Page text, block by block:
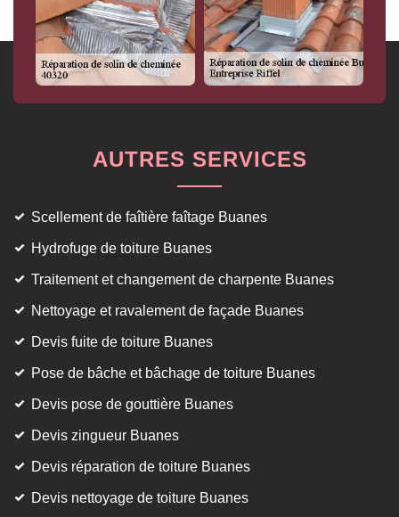
AUTRES SERVICES
Scellement de faîtière faîtage Buanes
Hydrofuge de toiture Buanes
Traitement et changement de charpente Buanes
Nettoyage et ravalement de façade Buanes
Devis fuite de toiture Buanes
Pose de bâche et bâchage de toiture Buanes
Devis pose de gouttière Buanes
Devis zingueur Buanes
Devis réparation de toiture Buanes
Devis nettoyage de toiture Buanes